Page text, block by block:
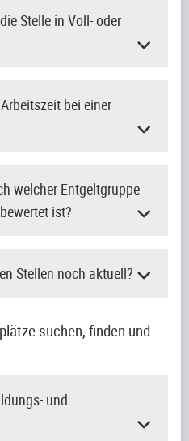
Stelle in Voll- oder
bei einer
welcher Entgeltgruppe
ist?
Stellen noch aktuell?
suchen, finden und
und